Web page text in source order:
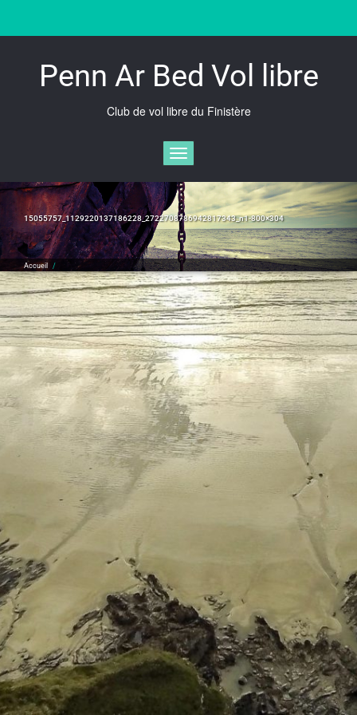
content
Penn Ar Bed Vol libre
Club de vol libre du Finistère
Afficher/masquer la navigation
15055757_1129220137186228_2722708786942817343_n1-800×304
Accueil /